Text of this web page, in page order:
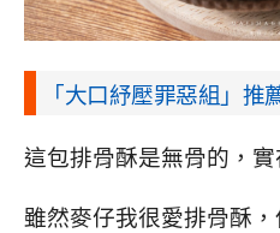
「大口紓壓罪惡組」推
這包排骨酥是無骨的，實
雖然麥仔我很愛排骨酥